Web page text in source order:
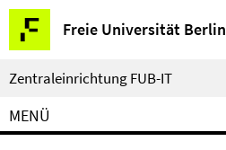
Springe
direkt
zu
Inhalt
Freie Universität Berlin
Service-
Navigation
Zentraleinrichtung FUB-IT
MENÜ